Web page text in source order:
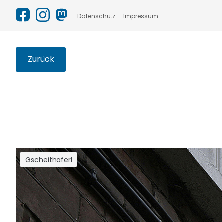
Datenschutz Impressum
Zurück
Gscheithaferl